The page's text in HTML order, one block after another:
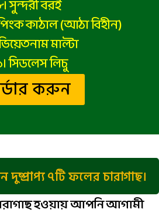
সুন্দরী বরই
কাঠাল (আঠা বিহীন)
মাল্টা
সিডলেস লিচু
করুন
দুষ্প্রাপ্য ৭টি ফলের চারাগাছ।
হওয়ায় আপনি আগামী